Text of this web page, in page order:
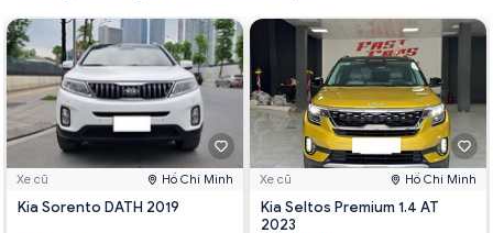
Xe cũ Hồ Chí Minh
Kia Sorento DATH 2019
Xe cũ Hồ Chí Minh
Kia Seltos Premium 1.4 AT
2023